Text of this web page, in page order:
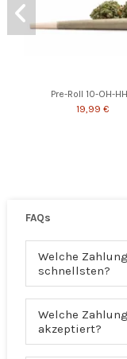
Pre-Roll 10-OH-
19,99 €
FAQs
Welche
schnellsten?
Welche
akzeptiert?